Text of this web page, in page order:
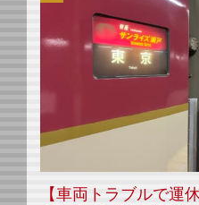
【車両トラブルで運